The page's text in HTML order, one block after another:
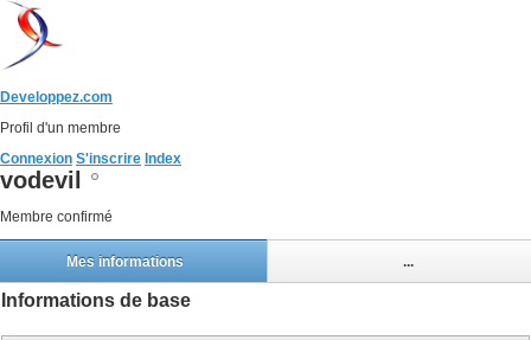
Developpez.com
Profil d'un membre
Connexion S'inscrire Index
vodevil
Membre confirmé
Mes informations ...
Informations de base